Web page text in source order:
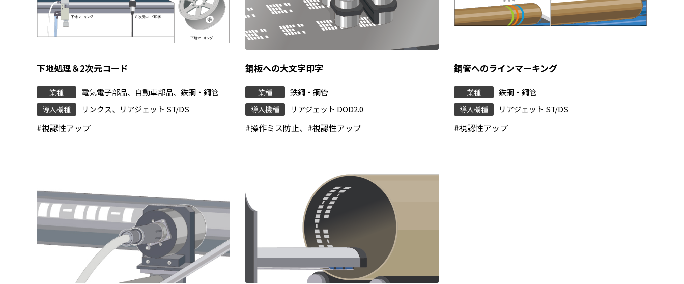
下地処理＆2次元コード
業種 電気電子部品、 自動車部品、 鉄鋼・鋼管
導入機種 リンクス、 リアジェット ST/DS
#視認性アップ
鋼板への大文字印字
業種 鉄鋼・鋼管
導入機種 リアジェット DOD2.0
#操作ミス防止、 #視認性アップ
鋼管へのラインマーキング
業種 鉄鋼・鋼管
導入機種 リアジェット ST/DS
#視認性アップ